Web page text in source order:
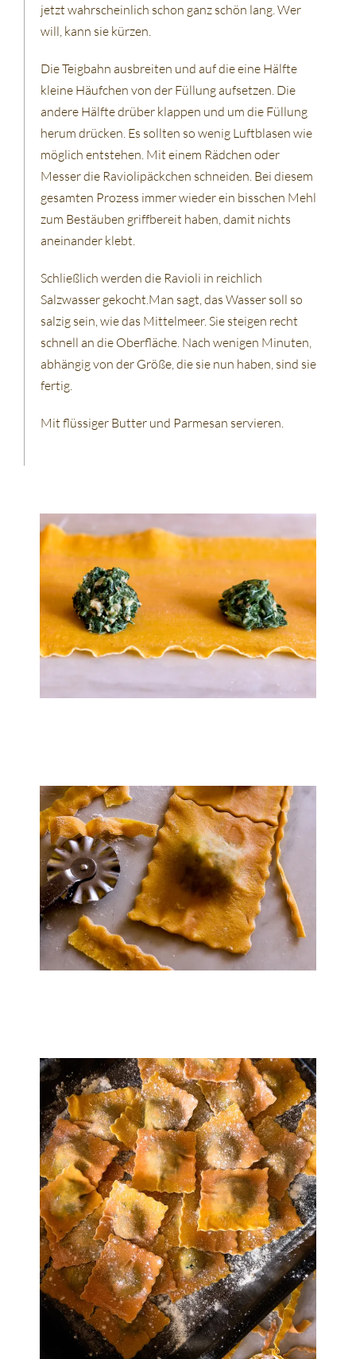
jetzt wahrscheinlich schon ganz schön lang. Wer
will, kann sie kürzen.
Die Teigbahn ausbreiten und auf die eine Hälfte
kleine Häufchen von der Füllung aufsetzen. Die
andere Hälfte drüber klappen und um die Füllung
herum drücken. Es sollten so wenig Luftblasen wie
möglich entstehen. Mit einem Rädchen oder
Messer die Raviolipäckchen schneiden. Bei diesem
gesamten Prozess immer wieder ein bisschen Mehl
zum Bestäuben griffbereit haben, damit nichts
aneinander klebt.
Schließlich werden die Ravioli in reichlich
Salzwasser gekocht.Man sagt, das Wasser soll so
salzig sein, wie das Mittelmeer. Sie steigen recht
schnell an die Oberfläche. Nach wenigen Minuten,
abhängig von der Größe, die sie nun haben, sind sie
fertig.
Mit flüssiger Butter und Parmesan servieren.